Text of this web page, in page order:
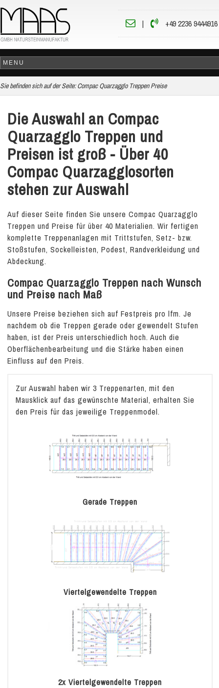
| +49 2236 9444916
Sie befinden sich auf der Seite: Compac Quarzagglo Treppen Preise
Die Auswahl an Compac
Quarzagglo Treppen und
Preisen ist groß - Über 40
Compac Quarzagglosorten
stehen zur Auswahl
Auf dieser Seite finden Sie unsere Compac Quarzagglo
Treppen und Preise für über 40 Materialien. Wir fertigen
komplette Treppenanlagen mit Trittstufen, Setz- bzw.
Stoßstufen, Sockelleisten, Podest, Randverkleidung und
Abdeckung.
Compac Quarzagglo Treppen nach Wunsch
und Preise nach Maß
Unsere Preise beziehen sich auf Festpreis pro lfm. Je
nachdem ob die Treppen gerade oder gewendelt Stufen
haben, ist der Preis unterschiedlich hoch. Auch die
Oberflächenbearbeitung und die Stärke haben einen
Einfluss auf den Preis.
Zur Auswahl haben wir 3 Treppenarten, mit den
Mausklick auf das gewünschte Material, erhalten Sie
den Preis für das jeweilige Treppenmodel.
Gerade Treppen
Viertelgewendelte Treppen
2x Viertelgewendelte Treppen